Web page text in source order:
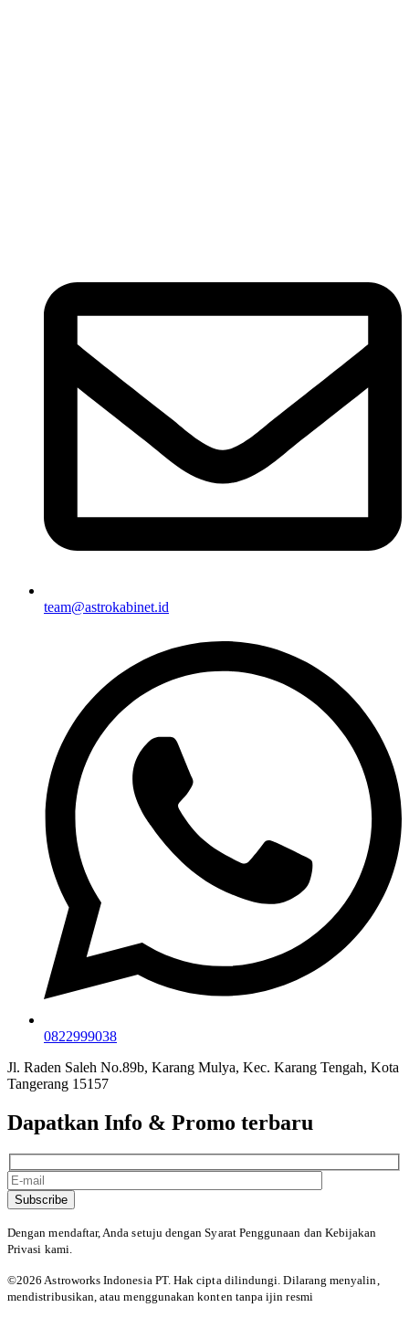
team@astrokabinet.id
0822999038
Jl. Raden Saleh No.89b, Karang Mulya, Kec. Karang Tengah, Kota
Tangerang 15157
Dapatkan Info & Promo terbaru
Subscribe
Dengan mendaftar, Anda setuju dengan Syarat Penggunaan dan Kebijakan
Privasi kami.
©️2026 Astroworks Indonesia PT. Hak cipta dilindungi. Dilarang menyalin,
mendistribusikan, atau menggunakan konten tanpa ijin resmi